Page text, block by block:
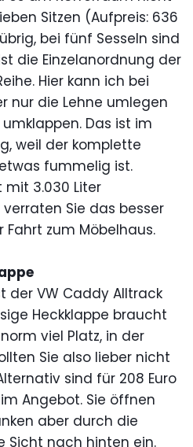
Sitzen (Aufpreis: 636
bei fünf Sesseln sind
die Einzelanordnung der
Hier kann ich bei
nur die Lehne umlegen
Das ist im
weil der komplette
fummelig ist.
mit 3.030 Liter
Sie das besser
Fahrt zum Möbelhaus.
der VW Caddy Alltrack
Heckklappe braucht
viel Platz, in der
Sie also lieber nicht
sind für 208 Euro
Angebot. Sie öffnen
aber durch die
Sicht nach hinten ein.